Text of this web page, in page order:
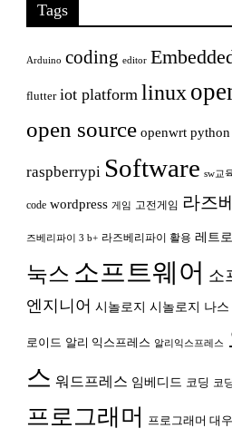
Tags
Arduino coding editor
flutter iot platform linux
open source openwrt python
raspberrypi Software sw교
code wordpress 게임 고전게임 라즈
즈베리파이 3 b+ 라즈베리파이 활용 레트
눅스 소프트웨어 소
엔지니어 시놀로지 시놀로지 나스
로이드 알리 익스프레스 알리익스프레스
스 워드프레스 임베디드 코딩 코
프로그래머 프로그래머 대우